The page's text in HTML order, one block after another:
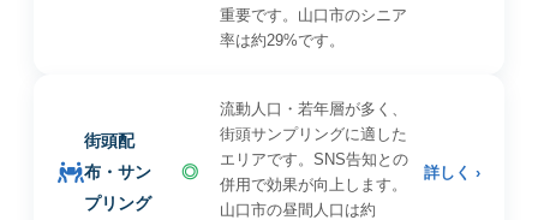
重要です。山口市のシニア
率は約29%です。
街頭配
布・サン
プリング
◎
流動人口・若年層が多く、
街頭サンプリングに適した
エリアです。SNS告知との
併用で効果が向上します。
山口市の昼間人口は約
詳しく ›